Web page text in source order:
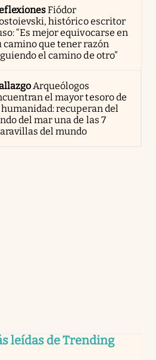
Fiódor
histórico escritor
“Es mejor equivocarse en
camino que tener razón
el camino de otro”
Arqueólogos
el mayor tesoro de
recuperan del
del mar una de las 7
del mundo
leídas de Trending